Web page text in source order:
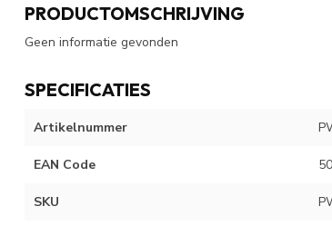
PRODUCTOMSCHRIJVING
Geen informatie gevonden
SPECIFICATIES
Artikelnummer
EAN Code
SKU